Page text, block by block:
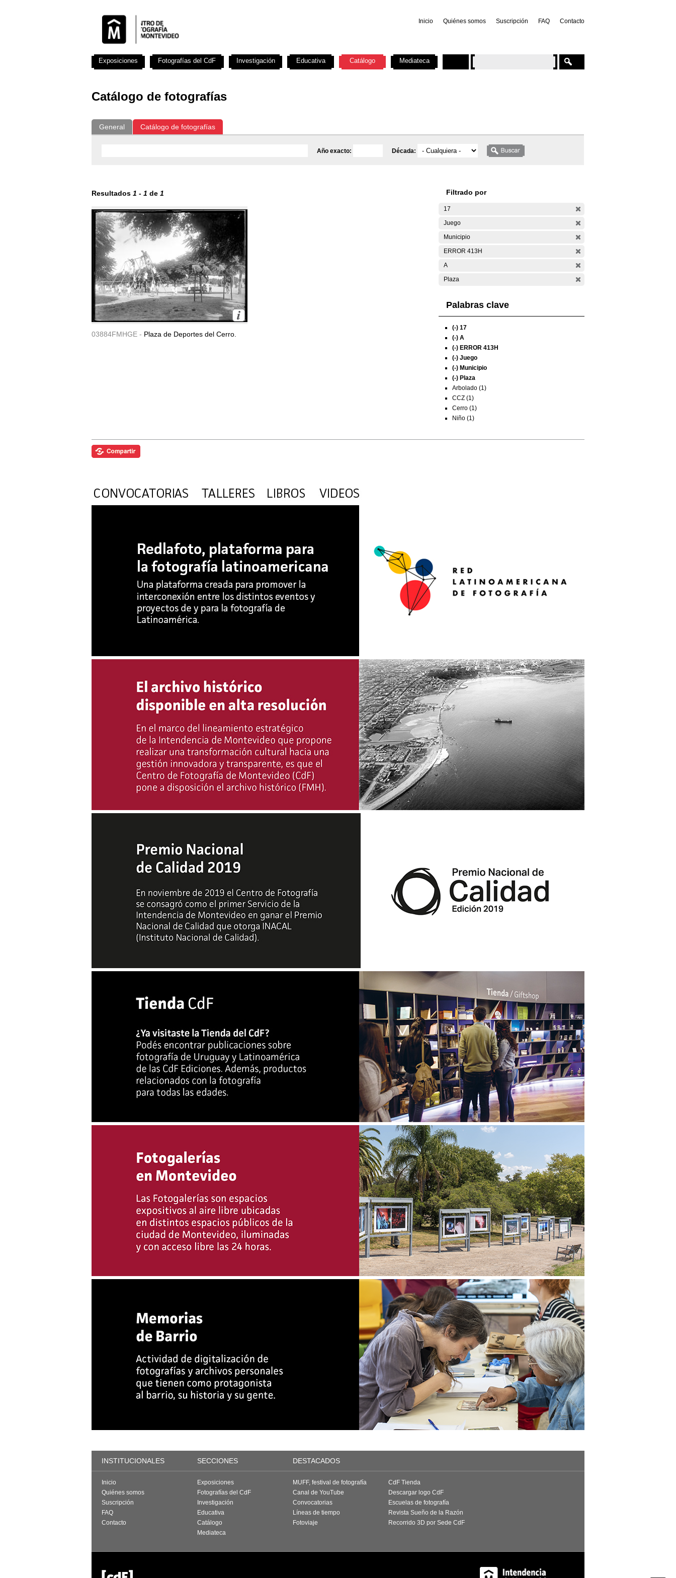
Inicio Quiénes somos Suscripción FAQ Contacto
Catálogo de fotografías
General Catálogo de fotografías
Año exacto: Década:
Resultados 1 - 1 de 1
03884FMHGE - Plaza de Deportes del Cerro.
Filtrado por
17
Juego
Municipio
ERROR 413H
A
Plaza
Palabras clave
(-) 17
(-) A
(-) ERROR 413H
(-) Juego
(-) Municipio
(-) Plaza
Arbolado (1)
CCZ (1)
Cerro (1)
Niño (1)
Exposiciones Fotografías del CdF Investigación Educativa Catálogo Mediateca
INSTITUCIONALES SECCIONES DESTACADOS
Inicio
Quiénes somos
Suscripción
FAQ
Contacto
Exposiciones
Fotografías del CdF
Investigación
Educativa
Catálogo
Mediateca
MUFF, festival de fotografía
Canal de YouTube
Convocatorias
Líneas de tiempo
Fotoviaje
CdF Tienda
Descargar logo CdF
Escuelas de fotografía
Revista Sueño de la Razón
Recorrido 3D por Sede CdF